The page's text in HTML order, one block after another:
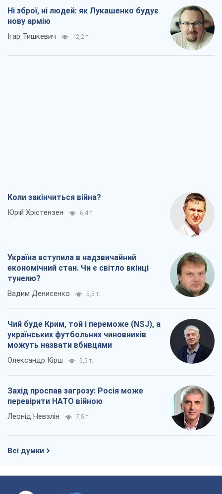
Ні зброї, ні людей: як Лукашенко будує
нову армію
Ігар Тишкевич 12,2 т.
Коли закінчиться війна?
Юрій Хрістензен 6,4 т.
Україна вступила в надзвичайний
економічний стан. Чи є світло вкінці
тунелю?
Вадим Денисенко 5,5 т.
Чий буде Крим, той і переможе (NSJ), а
українських футбольних чиновників
можуть назвати вбивцями
Олександр Кірш 5,5 т.
Захід проспав загрозу: Росія може
перевірити НАТО війною
Леонід Невзлін 7,5 т.
Всі думки